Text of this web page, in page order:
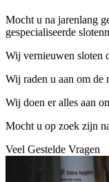
Mocht u na jarenlang
gespecialiseerde
Wij vernieuwen sloten
Wij raden u aan om de
Wij doen er alles aan
Mocht u op zoek zijn
Veel Gestelde Vragen